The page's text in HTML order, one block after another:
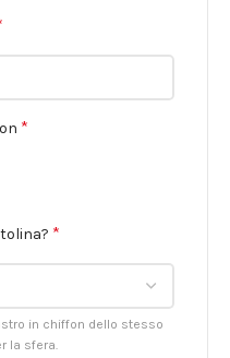
*
*
in chiffon dello stesso
la sfera.